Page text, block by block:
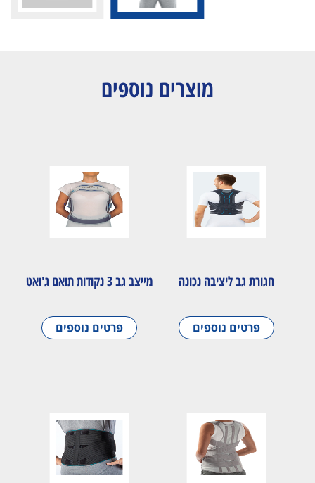
מוצרים נוספים
חגורת גב ליציבה נכונה
פרטים נוספים
מייצב גב 3 נקודות תואם ג'ואט
פרטים נוספים